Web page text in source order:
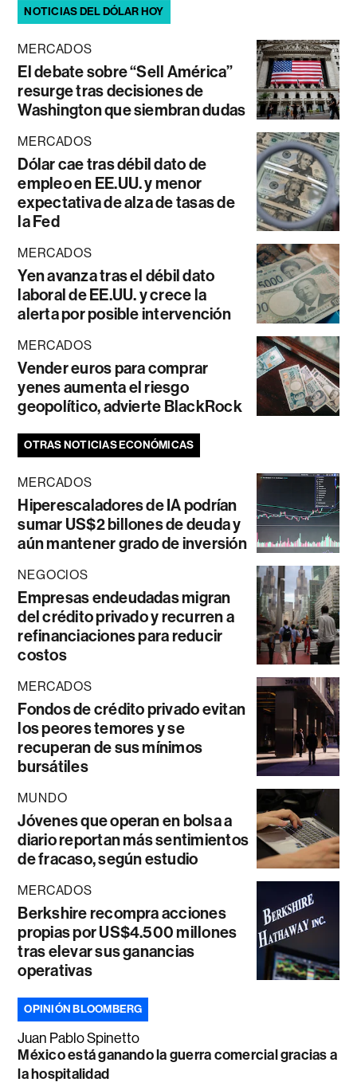
NOTICIAS DEL DÓLAR HOY
MERCADOS
El debate sobre “Sell América”
resurge tras decisiones de
Washington que siembran dudas
MERCADOS
Dólar cae tras débil dato de
empleo en EE.UU. y menor
expectativa de alza de tasas de
la Fed
MERCADOS
Yen avanza tras el débil dato
laboral de EE.UU. y crece la
alerta por posible intervención
MERCADOS
Vender euros para comprar
yenes aumenta el riesgo
geopolítico, advierte BlackRock
OTRAS NOTICIAS ECONÓMICAS
MERCADOS
Hiperescaladores de IA podrían
sumar US$2 billones de deuda y
aún mantener grado de inversión
NEGOCIOS
Empresas endeudadas migran
del crédito privado y recurren a
refinanciaciones para reducir
costos
MERCADOS
Fondos de crédito privado evitan
los peores temores y se
recuperan de sus mínimos
bursátiles
MUNDO
Jóvenes que operan en bolsa a
diario reportan más sentimientos
de fracaso, según estudio
MERCADOS
Berkshire recompra acciones
propias por US$4.500 millones
tras elevar sus ganancias
operativas
OPINIÓN BLOOMBERG
Juan Pablo Spinetto
México está ganando la guerra comercial gracias a
la hospitalidad